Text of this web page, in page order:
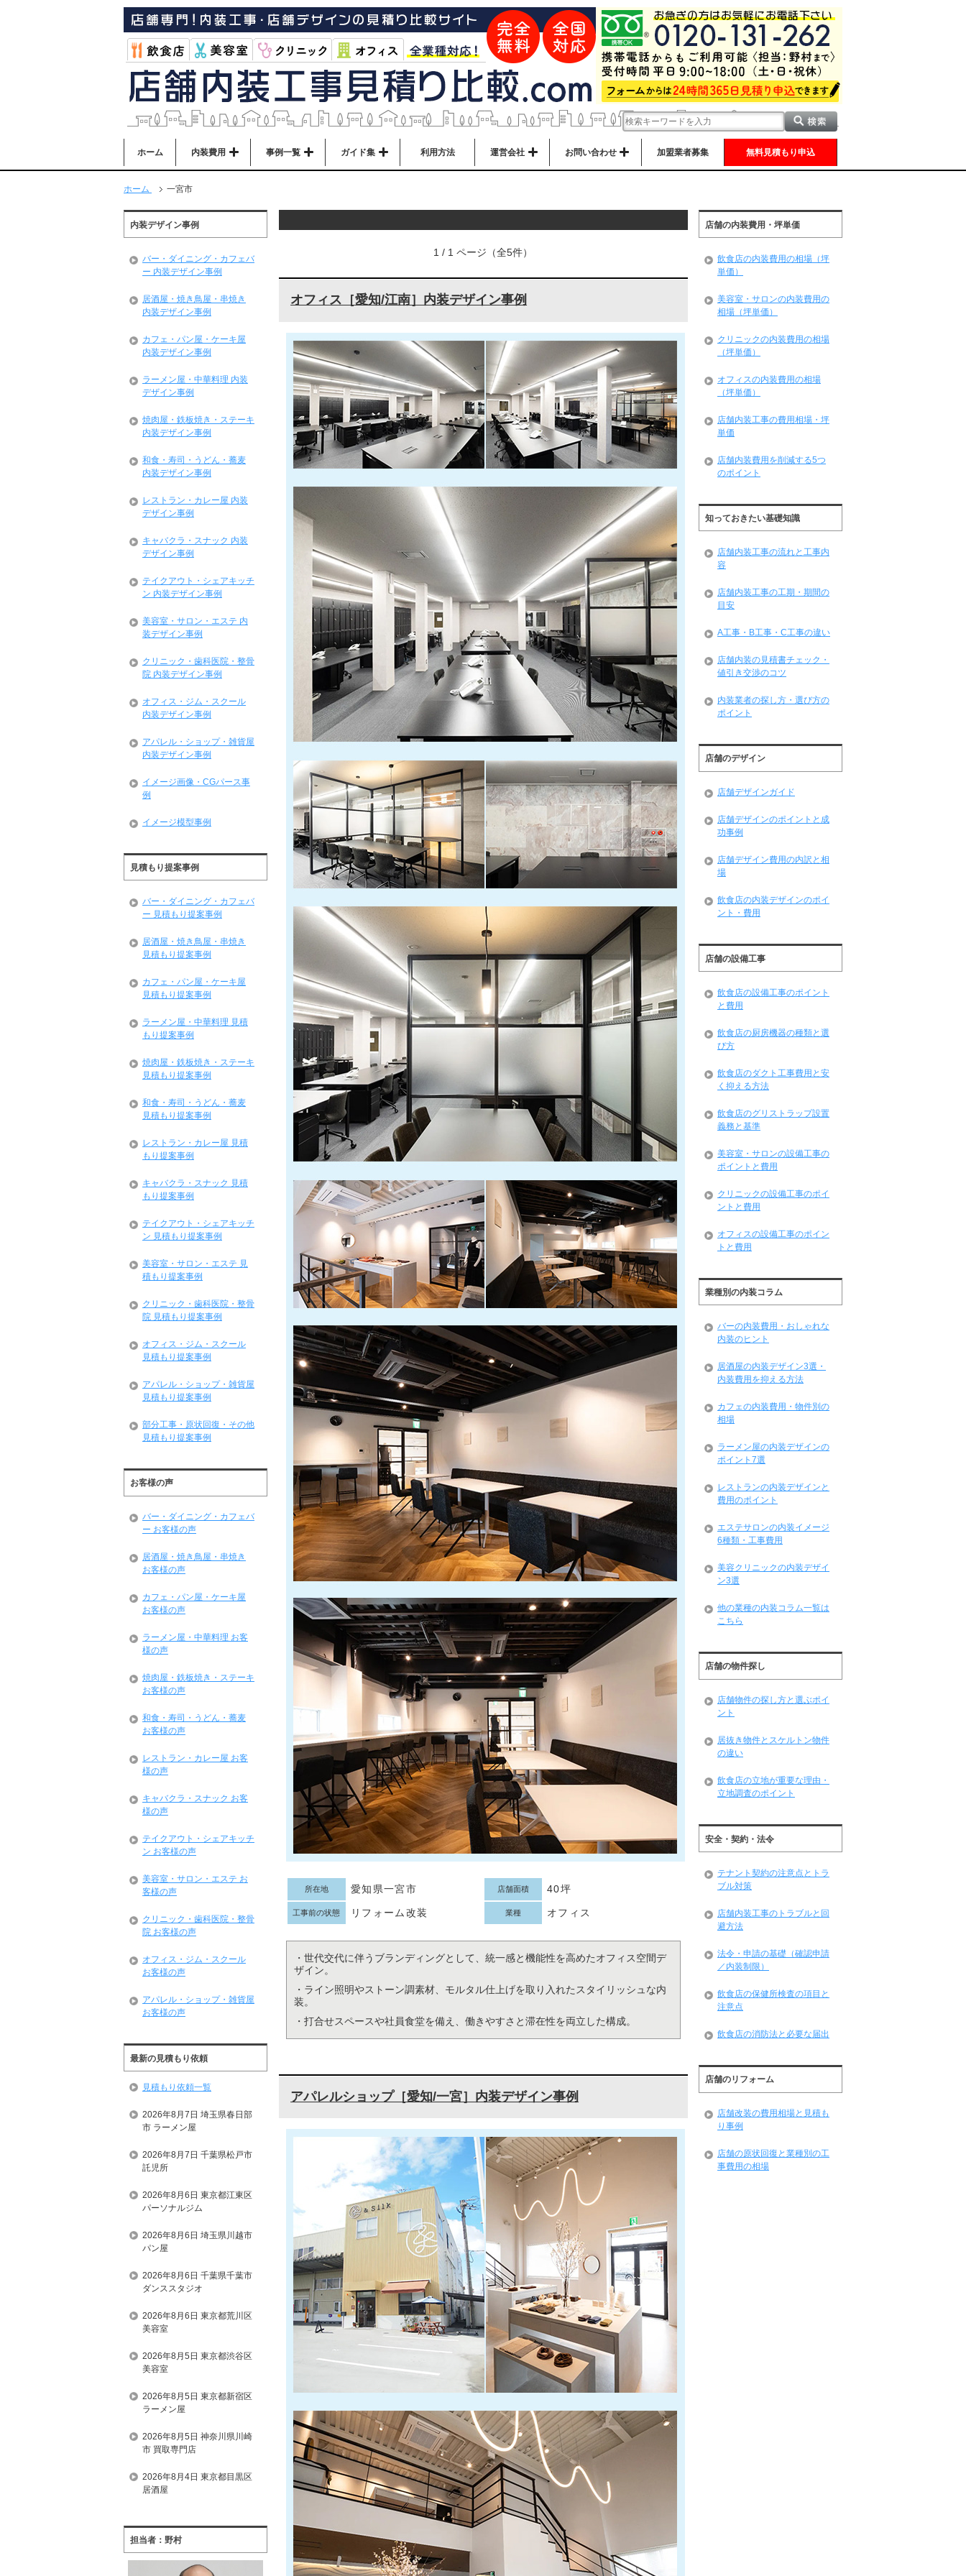
ホーム 内装費用 事例一覧 ガイド集 利用方法 運営会社 お問い合わせ 加盟業者募集 無料見積もり申込
ホーム 一宮市
1 / 1 ページ（全5件）
オフィス［愛知/江南］内装デザイン事例
所在地 愛知県一宮市 店舗面積 40坪
工事前の状態 リフォーム改装 業種 オフィス
・世代交代に伴うブランディングとして、統一感と機能性を高めたオフィス空間デ
ザイン。
・ライン照明やストーン調素材、モルタル仕上げを取り入れたスタイリッシュな内
装。
・打合せスペースや社員食堂を備え、働きやすさと滞在性を両立した構成。
アパレルショップ［愛知/一宮］内装デザイン事例
内装デザイン事例
バー・ダイニング・カフェバ
ー 内装デザイン事例
居酒屋・焼き鳥屋・串焼き
内装デザイン事例
カフェ・パン屋・ケーキ屋
内装デザイン事例
ラーメン屋・中華料理 内装
デザイン事例
焼肉屋・鉄板焼き・ステーキ
内装デザイン事例
和食・寿司・うどん・蕎麦
内装デザイン事例
レストラン・カレー屋 内装
デザイン事例
キャバクラ・スナック 内装
デザイン事例
テイクアウト・シェアキッチ
ン 内装デザイン事例
美容室・サロン・エステ 内
装デザイン事例
クリニック・歯科医院・整骨
院 内装デザイン事例
オフィス・ジム・スクール
内装デザイン事例
アパレル・ショップ・雑貨屋
内装デザイン事例
イメージ画像・CGパース事
例
イメージ模型事例
見積もり提案事例
バー・ダイニング・カフェバ
ー 見積もり提案事例
居酒屋・焼き鳥屋・串焼き
見積もり提案事例
カフェ・パン屋・ケーキ屋
見積もり提案事例
ラーメン屋・中華料理 見積
もり提案事例
焼肉屋・鉄板焼き・ステーキ
見積もり提案事例
和食・寿司・うどん・蕎麦
見積もり提案事例
レストラン・カレー屋 見積
もり提案事例
キャバクラ・スナック 見積
もり提案事例
テイクアウト・シェアキッチ
ン 見積もり提案事例
美容室・サロン・エステ 見
積もり提案事例
クリニック・歯科医院・整骨
院 見積もり提案事例
オフィス・ジム・スクール
見積もり提案事例
アパレル・ショップ・雑貨屋
見積もり提案事例
部分工事・原状回復・その他
見積もり提案事例
お客様の声
バー・ダイニング・カフェバ
ー お客様の声
居酒屋・焼き鳥屋・串焼き
お客様の声
カフェ・パン屋・ケーキ屋
お客様の声
ラーメン屋・中華料理 お客
様の声
焼肉屋・鉄板焼き・ステーキ
お客様の声
和食・寿司・うどん・蕎麦
お客様の声
レストラン・カレー屋 お客
様の声
キャバクラ・スナック お客
様の声
テイクアウト・シェアキッチ
ン お客様の声
美容室・サロン・エステ お
客様の声
クリニック・歯科医院・整骨
院 お客様の声
オフィス・ジム・スクール
お客様の声
アパレル・ショップ・雑貨屋
お客様の声
最新の見積もり依頼
見積もり依頼一覧
2026年8月7日 埼玉県春日部
市 ラーメン屋
2026年8月7日 千葉県松戸市
託児所
2026年8月6日 東京都江東区
パーソナルジム
2026年8月6日 埼玉県川越市
パン屋
2026年8月6日 千葉県千葉市
ダンススタジオ
2026年8月6日 東京都荒川区
美容室
2026年8月5日 東京都渋谷区
美容室
2026年8月5日 東京都新宿区
ラーメン屋
2026年8月5日 神奈川県川崎
市 買取専門店
2026年8月4日 東京都目黒区
居酒屋
担当者：野村
店舗の内装費用・坪単価
飲食店の内装費用の相場（坪
単価）
美容室・サロンの内装費用の
相場（坪単価）
クリニックの内装費用の相場
（坪単価）
オフィスの内装費用の相場
（坪単価）
店舗内装工事の費用相場・坪
単価
店舗内装費用を削減する5つ
のポイント
知っておきたい基礎知識
店舗内装工事の流れと工事内
容
店舗内装工事の工期・期間の
目安
A工事・B工事・C工事の違い
店舗内装の見積書チェック・
値引き交渉のコツ
内装業者の探し方・選び方の
ポイント
店舗のデザイン
店舗デザインガイド
店舗デザインのポイントと成
功事例
店舗デザイン費用の内訳と相
場
飲食店の内装デザインのポイ
ント・費用
店舗の設備工事
飲食店の設備工事のポイント
と費用
飲食店の厨房機器の種類と選
び方
飲食店のダクト工事費用と安
く抑える方法
飲食店のグリストラップ設置
義務と基準
美容室・サロンの設備工事の
ポイントと費用
クリニックの設備工事のポイ
ントと費用
オフィスの設備工事のポイン
トと費用
業種別の内装コラム
バーの内装費用・おしゃれな
内装のヒント
居酒屋の内装デザイン3選・
内装費用を抑える方法
カフェの内装費用・物件別の
相場
ラーメン屋の内装デザインの
ポイント7選
レストランの内装デザインと
費用のポイント
エステサロンの内装イメージ
6種類・工事費用
美容クリニックの内装デザイ
ン3選
他の業種の内装コラム一覧は
こちら
店舗の物件探し
店舗物件の探し方と選ぶポイ
ント
居抜き物件とスケルトン物件
の違い
飲食店の立地が重要な理由・
立地調査のポイント
安全・契約・法令
テナント契約の注意点とトラ
ブル対策
店舗内装工事のトラブルと回
避方法
法令・申請の基礎（確認申請
／内装制限）
飲食店の保健所検査の項目と
注意点
飲食店の消防法と必要な届出
店舗のリフォーム
店舗改装の費用相場と見積も
り事例
店舗の原状回復と業種別の工
事費用の相場